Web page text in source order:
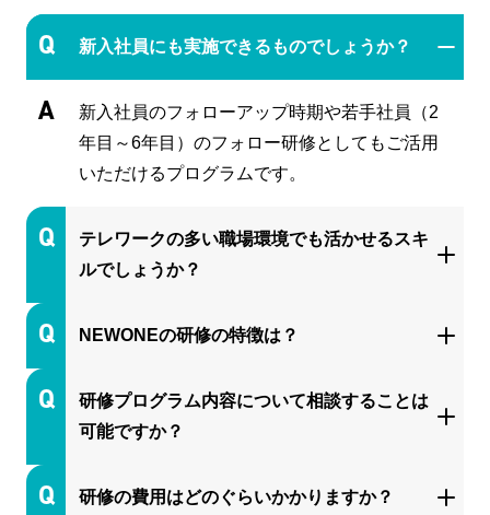
新入社員にも実施できるものでしょうか？
新入社員のフォローアップ時期や若手社員（2
年目～6年目）のフォロー研修としてもご活用
いただけるプログラムです。
テレワークの多い職場環境でも活かせるスキ
ルでしょうか？
NEWONEの研修の特徴は？
研修プログラム内容について相談することは
可能ですか？
研修の費用はどのぐらいかかりますか？